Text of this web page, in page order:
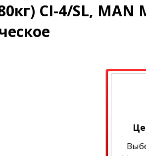
CI-4/SL, MAN